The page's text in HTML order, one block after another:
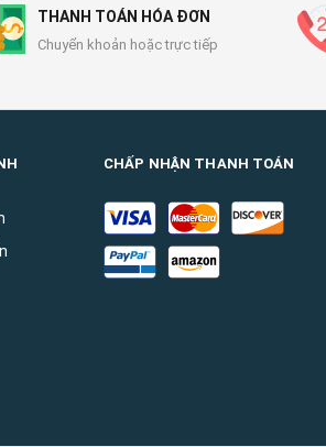
THANH TOÁN HÓA ĐƠN
Chuyển khoản hoặc trực tiếp
CHẤP NHẬN THANH TOÁN